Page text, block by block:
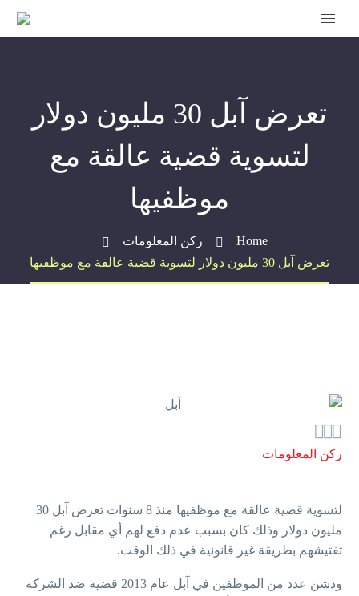
تعرض آبل 30 مليون دولار
لتسوية قضية عالقة مع
موظفيها
Home
ركن المعلومات
تعرض آبل 30 مليون دولار لتسوية قضية عالقة مع موظفيها

ركن المعلومات
لتسوية قضية عالقة مع موظفيها منذ 8 سنوات تعرض آبل 30
مليون دولار وذلك كان بسبب عدم دفع لهم أي مقابل رغم
تفتيشهم بطريقة غير قانونية في ذلك الوقت.
ودشن عدد من الموظفين في آبل عام 2013 قضية ضد الشركة